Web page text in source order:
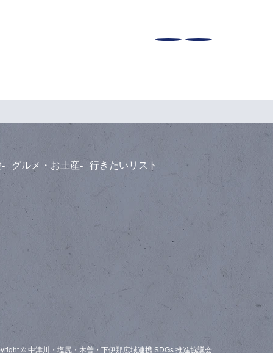
グルメ・お土産 行きたいリスト
© 中津川・塩尻・木曽・下伊那広域連携 SDGs 推進協議会